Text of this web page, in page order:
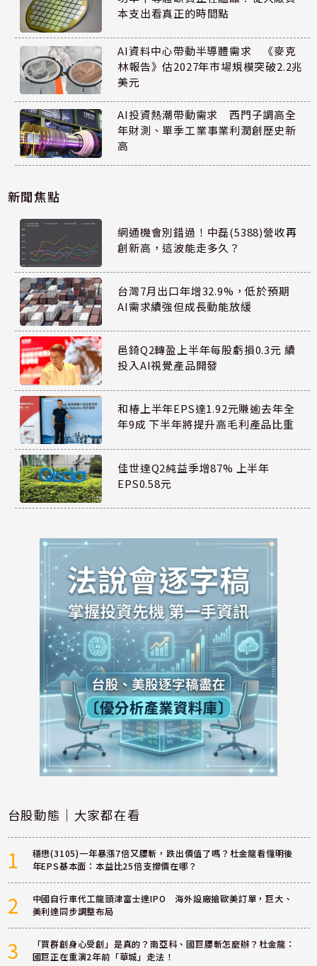
本支出看真正的時間點
AI資料中心帶動半導體需求 《麥克
林報告》估2027年市場規模突破2.2兆
美元
AI投資熱潮帶動需求 西門子調高全
年財測、單季工業事業利潤創歷史新
高
新聞焦點
網通機會別錯過！中磊(5388)營收再
創新高，這波能走多久？
台灣7月出口年增32.9%，低於預期
AI需求續強但成長動能放緩
邑錡Q2轉盈上半年每股虧損0.3元 續
投入AI視覺產品開發
和椿上半年EPS達1.92元賺逾去年全
年9成 下半年將提升高毛利產品比重
佳世達Q2純益季增87% 上半年
EPS0.58元
台股動態｜大家都在看
1
穩懋(3105)一年暴漲7倍又腰斬，跌出價值了嗎？杜金龍看懂明後
年EPS基本面：本益比25倍支撐價在哪？
2
中國自行車代工龍頭津富士達IPO 海外設廠搶歐美訂單，巨大、
美利達同步調整布局
3
「買群創身心受創」是真的？南亞科、國巨腰斬怎麼辦？杜金龍：
國巨正在重演2年前「華城」走法！